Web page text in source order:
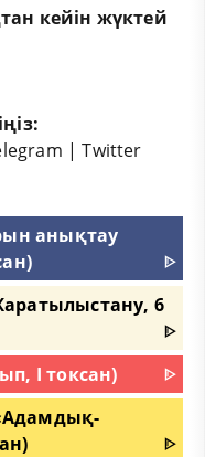
кейін жүктей
|Twitter
анықтау
ᐈ
6
ᐈ
I токсан)
ᐈ
ᐈ